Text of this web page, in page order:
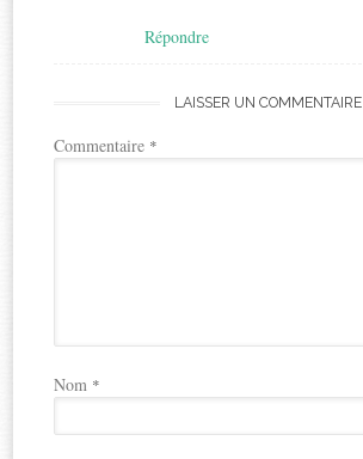
Répondre
LAISSER UN COMMENTAIRE
Commentaire *
Nom *